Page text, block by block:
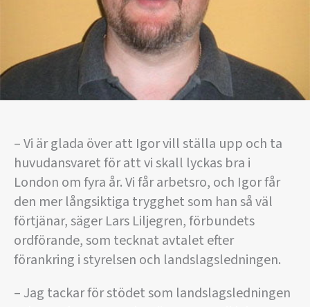
– Vi är glada över att Igor vill ställa upp och ta
huvudansvaret för att vi skall lyckas bra i
London om fyra år. Vi får arbetsro, och Igor får
den mer långsiktiga trygghet som han så väl
förtjänar, säger Lars Liljegren, förbundets
ordförande, som tecknat avtalet efter
förankring i styrelsen och landslagsledningen.
– Jag tackar för stödet som landslagsledningen